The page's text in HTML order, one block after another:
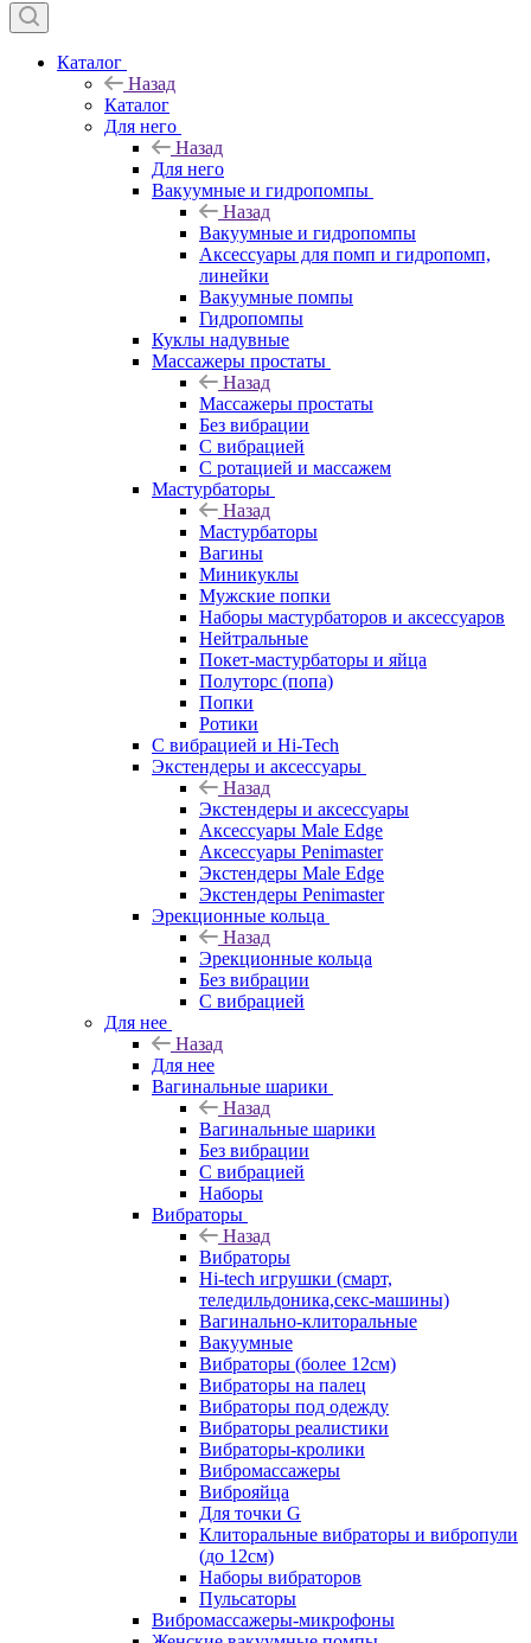
Каталог
Назад
Каталог
Для него
Назад
Для него
Вакуумные и гидропомпы
Назад
Вакуумные и гидропомпы
Аксессуары для помп и гидропомп,
линейки
Вакуумные помпы
Гидропомпы
Куклы надувные
Массажеры простаты
Назад
Массажеры простаты
Без вибрации
С вибрацией
С ротацией и массажем
Мастурбаторы
Назад
Мастурбаторы
Вагины
Миникуклы
Мужские попки
Наборы мастурбаторов и аксессуаров
Нейтральные
Покет-мастурбаторы и яйца
Полуторс (попа)
Попки
Ротики
С вибрацией и Hi-Tech
Экстендеры и аксессуары
Назад
Экстендеры и аксессуары
Аксессуары Male Edge
Аксессуары Penimaster
Экстендеры Male Edge
Экстендеры Penimaster
Эрекционные кольца
Назад
Эрекционные кольца
Без вибрации
С вибрацией
Для нее
Назад
Для нее
Вагинальные шарики
Назад
Вагинальные шарики
Без вибрации
С вибрацией
Наборы
Вибраторы
Назад
Вибраторы
Hi-tech игрушки (смарт,
теледильдоника,секс-машины)
Вагинально-клиторальные
Вакуумные
Вибраторы (более 12см)
Вибраторы на палец
Вибраторы под одежду
Вибраторы реалистики
Вибраторы-кролики
Вибромассажеры
Виброяйца
Для точки G
Клиторальные вибраторы и вибропули
(до 12см)
Наборы вибраторов
Пульсаторы
Вибромассажеры-микрофоны